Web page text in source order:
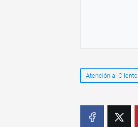
Atención al Cliente